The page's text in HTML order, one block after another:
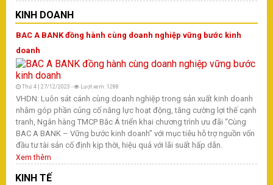
KINH DOANH
BAC A BANK đồng hành cùng doanh nghiệp vững bước kinh
doanh
Thứ 4 | 27/12/2023 - Lượt xem: 1288
VHDN: Luôn sát cánh cùng doanh nghiệp trong sản xuất kinh doanh
nhằm góp phần củng cố năng lực hoạt động, tăng cường lợi thế cạnh
tranh, Ngân hàng TMCP Bắc Á triển khai chương trình ưu đãi “Cùng
BAC A BANK – Vững bước kinh doanh” với mục tiêu hỗ trợ nguồn vốn
đầu tư tài sản cố định kịp thời, hiệu quả với lãi suất hấp dẫn.
Xem thêm
KINH TẾ